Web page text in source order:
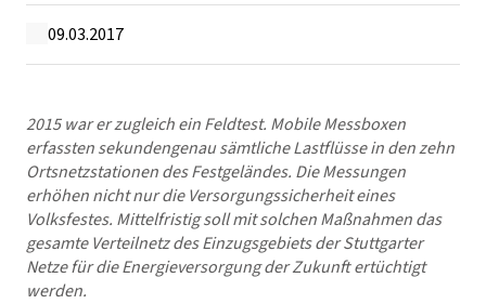
09.03.2017
2015 war er zugleich ein Feldtest. Mobile Messboxen
erfassten sekundengenau sämtliche Lastflüsse in den zehn
Ortsnetzstationen des Festgeländes. Die Messungen
erhöhen nicht nur die Versorgungssicherheit eines
Volksfestes. Mittelfristig soll mit solchen Maßnahmen das
gesamte Verteilnetz des Einzugsgebiets der Stuttgarter
Netze für die Energieversorgung der Zukunft ertüchtigt
werden.